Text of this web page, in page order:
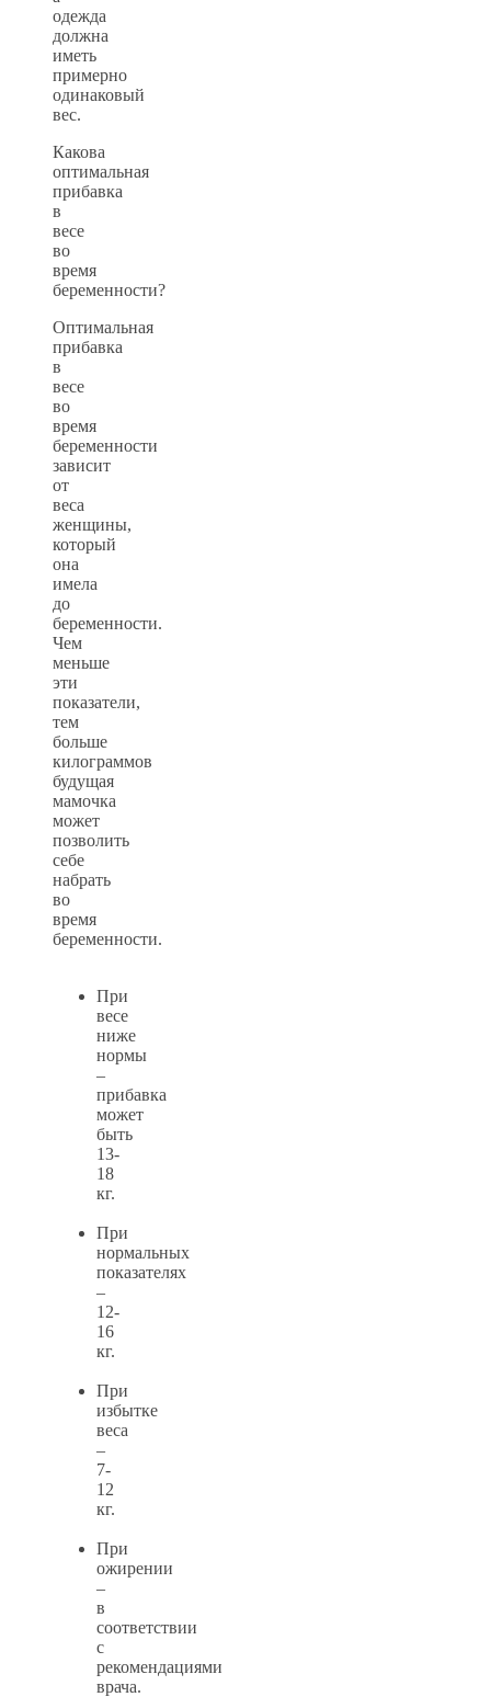
одежда
должна
иметь
примерно
одинаковый
вес.
Какова
оптимальная
прибавка
в
весе
во
время
беременности?
Оптимальная
прибавка
в
весе
во
время
беременности
зависит
от
веса
женщины,
который
она
имела
до
беременности.
Чем
меньше
эти
показатели,
тем
больше
килограммов
будущая
мамочка
может
позволить
себе
набрать
во
время
беременности.
При
весе
ниже
нормы
–
прибавка
может
быть
13-
18
кг.
При
нормальных
показателях
–
12-
16
кг.
При
избытке
веса
–
7-
12
кг.
При
ожирении
–
в
соответствии
с
рекомендациями
врача.